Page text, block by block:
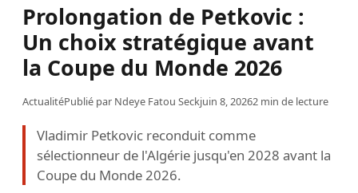
Prolongation de Petkovic :
Un choix stratégique avant
la Coupe du Monde 2026
ActualitéPublié par Ndeye Fatou Seckjuin 8, 20262 min de lecture
Vladimir Petkovic reconduit comme
sélectionneur de l'Algérie jusqu'en 2028 avant la
Coupe du Monde 2026.